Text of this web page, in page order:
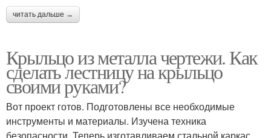
читать дальше →
Крыльцо из металла чертежи. Как
сделать лестницу на крыльцо
своими руками?
Вот проект готов. Подготовлены все необходимые
инструменты и материалы. Изучена техника
безопасности. Теперь изготавливаем стальной каркас